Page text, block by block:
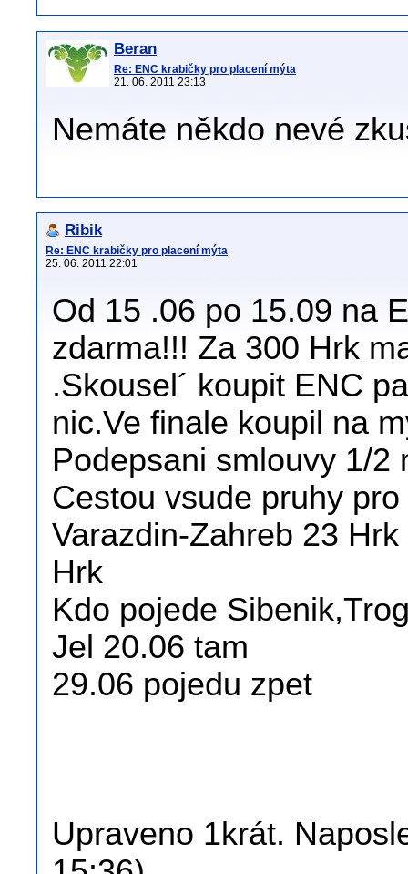
Beran
Re: ENC krabičky pro placení mýta
21. 06. 2011 23:13
Nemáte někdo nevé
Ribik
Re: ENC krabičky pro placení mýta
25. 06. 2011 22:01
Od 15 .06 po 15.09 na
zdarma!!! Za 300 Hrk
.Skousel´ koupit ENC
nic.Ve finale koupil na
Podepsani smlouvy 1/2
Cestou vsude pruhy
Varazdin-Zahreb 23
Hrk
Kdo pojede
Jel 20.06 tam
29.06 pojedu zpet
Upraveno 1krát.